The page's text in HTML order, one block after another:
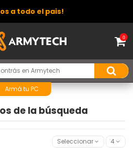
a todo el pais!
0
Armá tu PC
de la búsqueda
Seleccionar 4